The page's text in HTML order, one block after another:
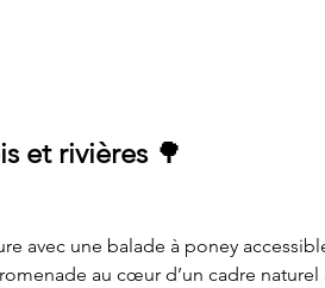
et rivières 🌳
avec une balade à poney
au cœur d’un cadre naturel